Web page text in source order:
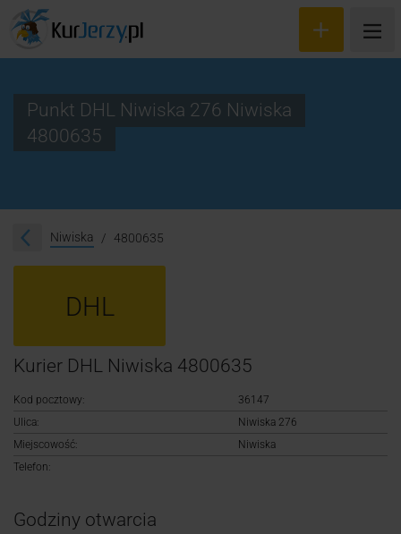
Śledzenie przesyłki
Punkt DHL Niwiska 276 Niwiska
4800635
Niwiska 4800635
DHL
Kurier DHL Niwiska 4800635
Kod pocztowy:
36147
Ulica:
Niwiska 276
Miejscowość:
Niwiska
Telefon:
Godziny otwarcia